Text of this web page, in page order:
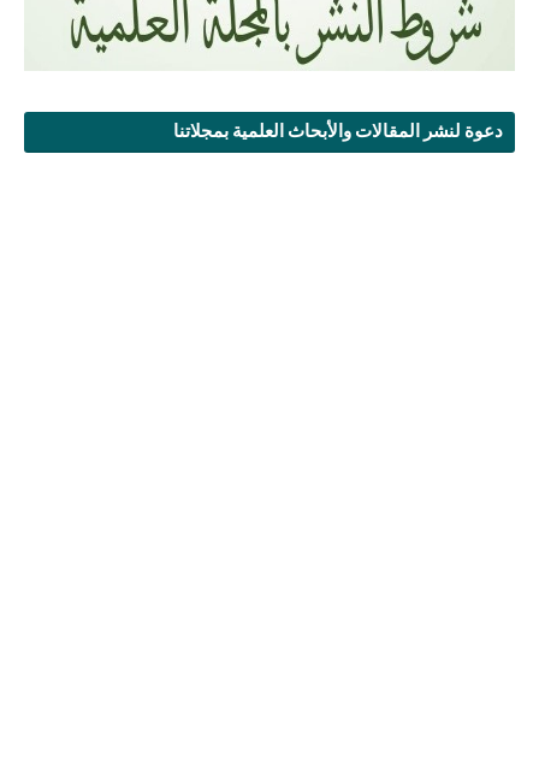
دعوة لنشر المقالات والأبحاث العلمية بمجلاتنا